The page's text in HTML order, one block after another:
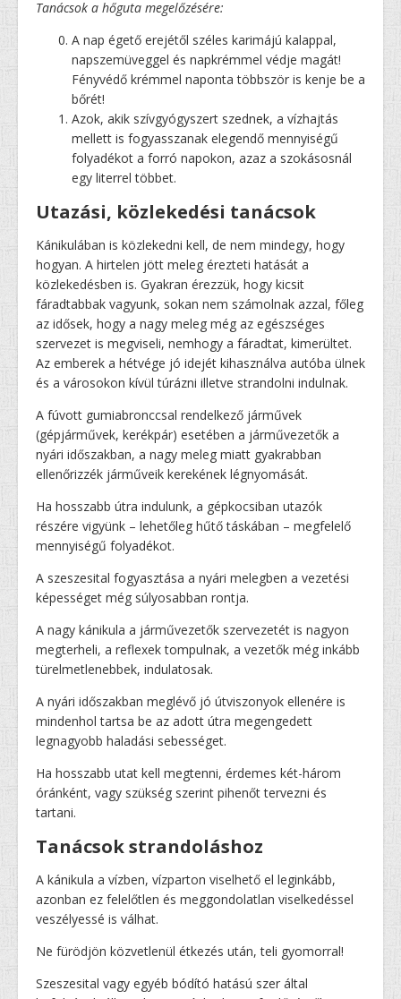
Tanácsok a hőguta megelőzésére:
A nap égető erejétől széles karimájú kalappal,
napszemüveggel és napkrémmel védje magát!
Fényvédő krémmel naponta többször is kenje be a
bőrét!
Azok, akik szívgyógyszert szednek, a vízhajtás
mellett is fogyasszanak elegendő mennyiségű
folyadékot a forró napokon, azaz a szokásosnál
egy literrel többet.
Utazási, közlekedési tanácsok
Kánikulában is közlekedni kell, de nem mindegy, hogy
hogyan. A hirtelen jött meleg érezteti hatását a
közlekedésben is. Gyakran érezzük, hogy kicsit
fáradtabbak vagyunk, sokan nem számolnak azzal, főleg
az idősek, hogy a nagy meleg még az egészséges
szervezet is megviseli, nemhogy a fáradtat, kimerültet.
Az emberek a hétvége jó idejét kihasználva autóba ülnek
és a városokon kívül túrázni illetve strandolni indulnak.
A fúvott gumiabronccsal rendelkező járművek
(gépjárművek, kerékpár) esetében a járművezetők a
nyári időszakban, a nagy meleg miatt gyakrabban
ellenőrizzék járműveik kerekének légnyomását.
Ha hosszabb útra indulunk, a gépkocsiban utazók
részére vigyünk – lehetőleg hűtő táskában – megfelelő
mennyiségű folyadékot.
A szeszesital fogyasztása a nyári melegben a vezetési
képességet még súlyosabban rontja.
A nagy kánikula a járművezetők szervezetét is nagyon
megterheli, a reflexek tompulnak, a vezetők még inkább
türelmetlenebbek, indulatosak.
A nyári időszakban meglévő jó útviszonyok ellenére is
mindenhol tartsa be az adott útra megengedett
legnagyobb haladási sebességet.
Ha hosszabb utat kell megtenni, érdemes két-három
óránként, vagy szükség szerint pihenőt tervezni és
tartani.
Tanácsok strandoláshoz
A kánikula a vízben, vízparton viselhető el leginkább,
azonban ez felelőtlen és meggondolatlan viselkedéssel
veszélyessé is válhat.
Ne fürödjön közvetlenül étkezés után, teli gyomorral!
Szeszesital vagy egyéb bódító hatású szer által